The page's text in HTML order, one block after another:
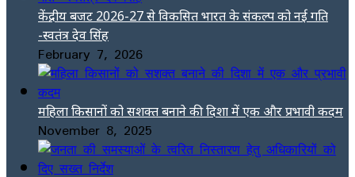
केंद्रीय बजट 2026-27 से विकसित भारत के संकल्प को नई गति
-स्वतंत्र देव सिंह
February 7, 2026
महिला किसानों को सशक्त बनाने की दिशा में एक और प्रभावी कदम
November 8, 2025